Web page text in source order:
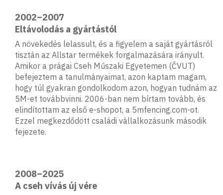
2002–2007
Eltávolodás a gyártástól
A növekedés lelassult, és a figyelem a saját gyártásról
tisztán az Allstar termékek forgalmazására irányult.
Amikor a prágai Cseh Műszaki Egyetemen (ČVUT)
befejeztem a tanulmányaimat, azon kaptam magam,
hogy túl gyakran gondolkodom azon, hogyan tudnám az
5M-et továbbvinni. 2006-ban nem bírtam tovább, és
elindítottam az első e-shopot, a 5mfencing.com-ot.
Ezzel megkezdődött családi vállalkozásunk második
fejezete.
2008–2025
A cseh vívás új vére